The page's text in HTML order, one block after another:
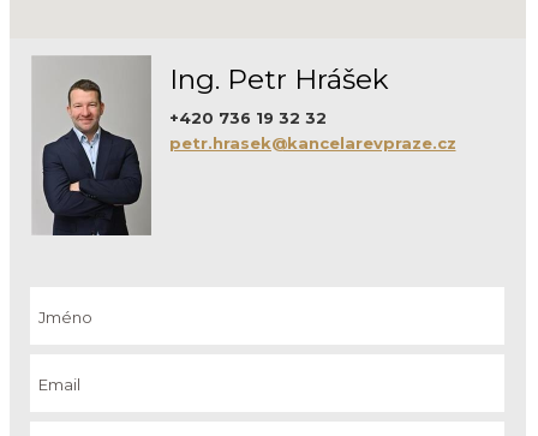
Ing. Petr Hrášek
+420 736 19 32 32
petr.hrasek@kancelarevpraze.cz